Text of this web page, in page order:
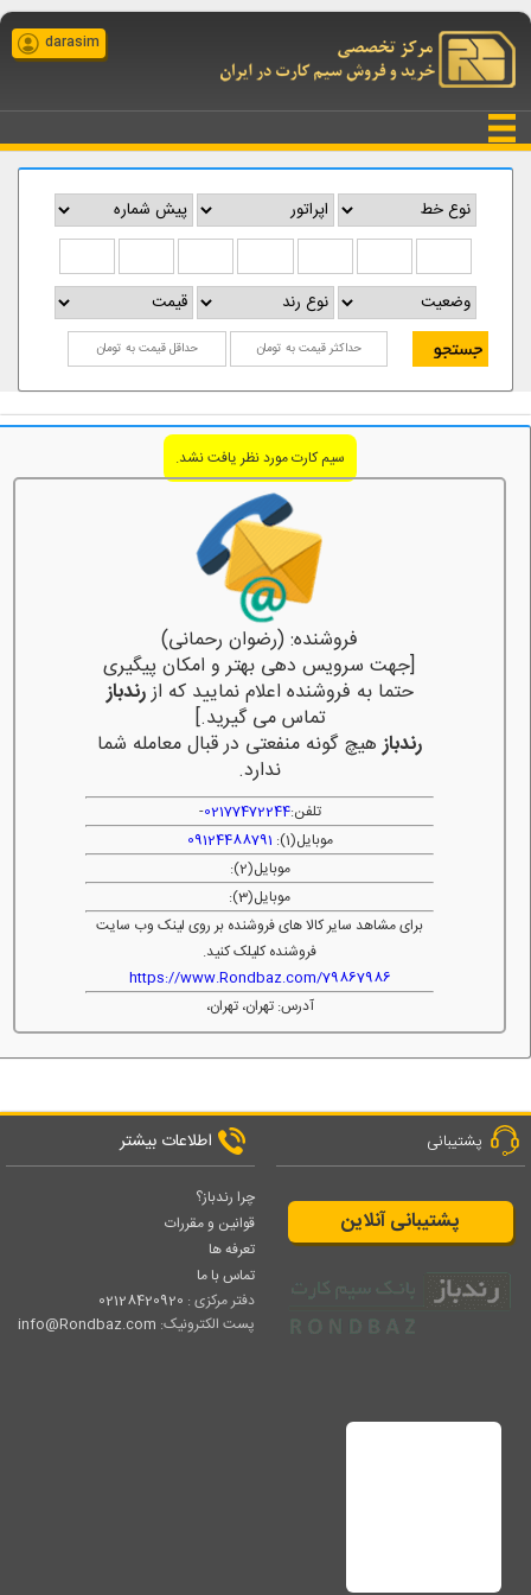
darasim
سیم کارت مورد نظر یافت نشد.
فروشنده: (رضوان رحمانی)
[جهت سرویس دهی بهتر و امکان پیگیری
حتما به فروشنده اعلام نمایید که ازرندباز
تماس می گیرید.]
رندبازهیچ گونه منفعتی در قبال معامله شما
ندارد.
تلفن:02177472244
-
موبایل(1):
09124488791
موبایل(2):
موبایل(3):
برای مشاهد سایر کالا های فروشنده بر روی لینک وب سایت
فروشنده کلیلک کنید.
https://www.Rondbaz.com/79867986
آدرس: تهران، تهران،
پشتیبانی
پشتیبانی آنلاین
اطلاعات بیشتر
چرا رندباز؟
قوانین و مقررات
تعرفه ها
تماس با ما
دفتر مرکزی : 02128420920
پست الکترونیک: info@Rondbaz.com